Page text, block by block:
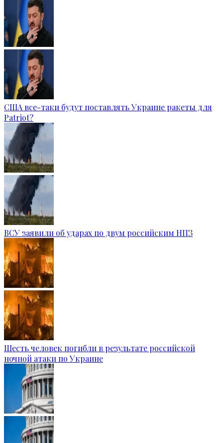
США все-таки будут поставлять Украине ракеты для
Patriot?
ВСУ заявили об ударах по двум российским НПЗ
Шесть человек погибли в результате российской
ночной атаки по Украине